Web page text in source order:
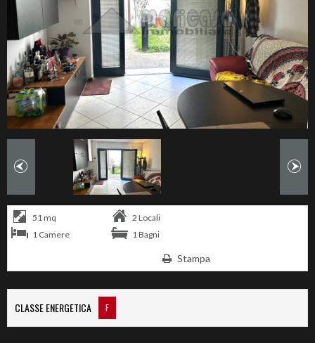
51 mq
2 Locali
1 Camere
1 Bagni
Stampa
CLASSE ENERGETICA F